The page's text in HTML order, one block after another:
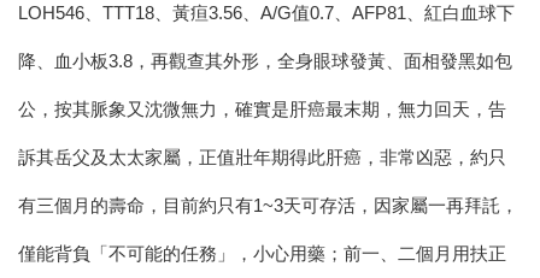
LOH546、TTT18、黃疸3.56、A/G值0.7、AFP81、紅白血球下
降、血小板3.8，再觀查其外形，全身眼球發黃、面相發黑如包
公，按其脈象又沈微無力，確實是肝癌最末期，無力回天，告
訴其岳父及太太家屬，正值壯年期得此肝癌，非常凶惡，約只
有三個月的壽命，目前約只有1~3天可存活，因家屬一再拜託，
僅能背負「不可能的任務」，小心用藥；前一、二個月用扶正